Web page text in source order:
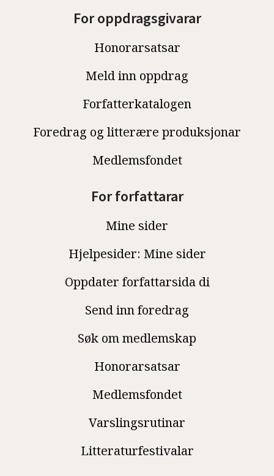
For oppdragsgivarar
Honorarsatsar
Meld inn oppdrag
Forfatterkatalogen
Foredrag og litterære produksjonar
Medlemsfondet
For forfattarar
Mine sider
Hjelpesider: Mine sider
Oppdater forfattarsida di
Send inn foredrag
Søk om medlemskap
Honorarsatsar
Medlemsfondet
Varslingsrutinar
Litteraturfestivalar